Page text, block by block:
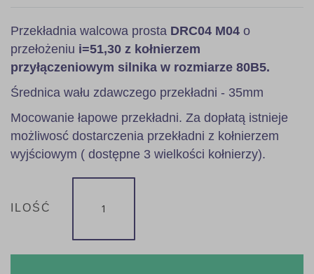
Przekładnia walcowa prosta DRC04 M04 o
przełożeniu i=51,30 z kołnierzem
przyłączeniowym silnika w rozmiarze 80B5.
Średnica wału zdawczego przekładni - 35mm
Mocowanie łapowe przekładni. Za dopłatą istnieje
możliwosć dostarczenia przekładni z kołnierzem
wyjściowym ( dostępne 3 wielkości kołnierzy).
ILOŚĆ